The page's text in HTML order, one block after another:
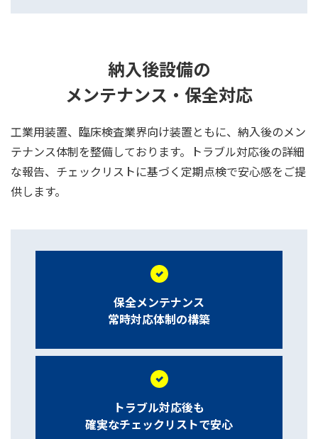
納入後設備の
メンテナンス・保全対応
工業用装置、臨床検査業界向け装置ともに、納入後のメン
テナンス体制を整備しております。トラブル対応後の詳細
な報告、チェックリストに基づく定期点検で安心感をご提
供します。
保全メンテナンス
常時対応体制の構築
トラブル対応後も
確実なチェックリストで安心